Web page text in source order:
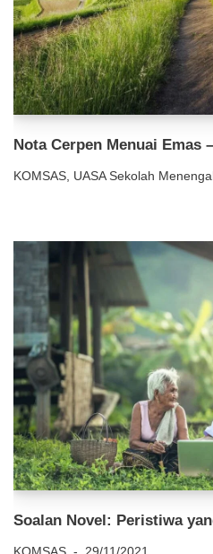
Nota Cerpen Menuai Emas
KOMSAS UASA Sekolah
Soalan Novel: Peristiwa